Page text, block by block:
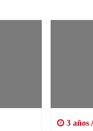
3 años